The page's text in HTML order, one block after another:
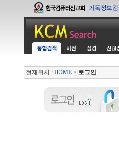
현재위치 : HOME > 로그인